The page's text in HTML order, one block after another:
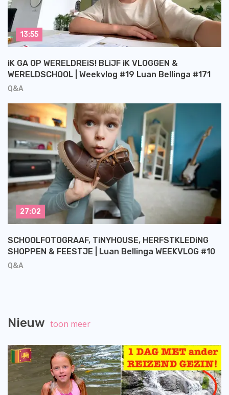
Q&A
iK GA OP WERELDREiS! BLiJF iK VLOGGEN &
WERELDSCHOOL | Weekvlog #19 Luan Bellinga #171
13:55
Q&A
SCHOOLFOTOGRAAF, TiNYHOUSE, HERFSTKLEDiNG
SHOPPEN & FEESTJE | Luan Bellinga WEEKVLOG #10
27:02
Nieuw toon meer